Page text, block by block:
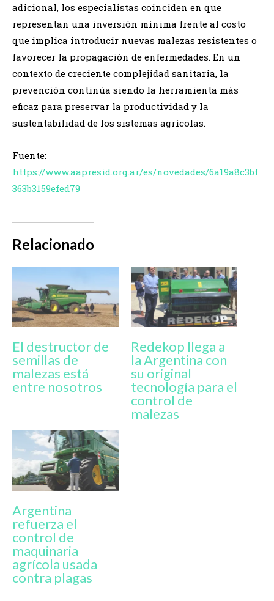
adicional, los especialistas coinciden en que
representan una inversión mínima frente al costo
que implica introducir nuevas malezas resistentes o
favorecer la propagación de enfermedades. En un
contexto de creciente complejidad sanitaria, la
prevención continúa siendo la herramienta más
eficaz para preservar la productividad y la
sustentabilidad de los sistemas agrícolas.
Fuente:
https://www.aapresid.org.ar/es/novedades/6a19a8c3bf
363b3159efed79
Relacionado
El destructor de
semillas de
malezas está
entre nosotros
Redekop llega a
la Argentina con
su original
tecnología para el
control de
malezas
Argentina
refuerza el
control de
maquinaria
agrícola usada
contra plagas